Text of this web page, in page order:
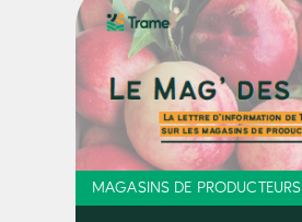
MAGASINS DE PRODUCTEURS